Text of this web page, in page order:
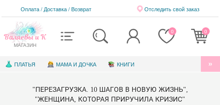
Валяевы и К
МАГАЗИН
Оплата / Доставка/Возврат Отследить свой заказ
0 0
ПЛАТЬЯ МАМА И ДОЧКА КНИГИ
КНИГИ ДЛЯ ДЕТЕЙ ЭЛЕКТРОННЫЕ КНИГИ
"ПЕРЕЗАГРУЗКА. 10 ШАГОВ В НОВУЮ ЖИЗНЬ",
"ЖЕНЩИНА, КОТОРАЯ ПРИРУЧИЛА КРИЗИС"